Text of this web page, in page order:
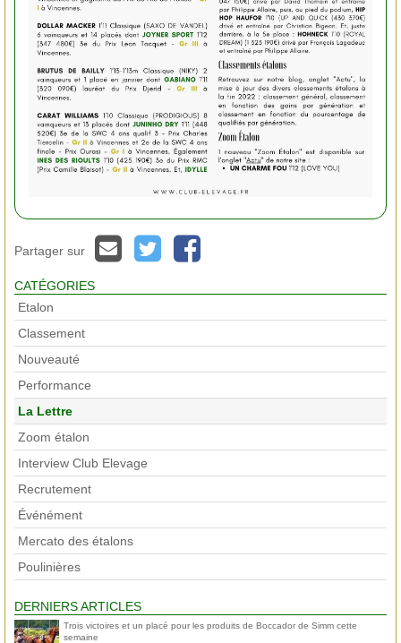
Partager sur
CATÉGORIES
Etalon
Classement
Nouveauté
Performance
La Lettre
Zoom étalon
Interview Club Elevage
Recrutement
Événément
Mercato des étalons
Poulinières
DERNIERS ARTICLES
Trois victoires et un placé pour les produits de Boccador de Simm cette
semaine